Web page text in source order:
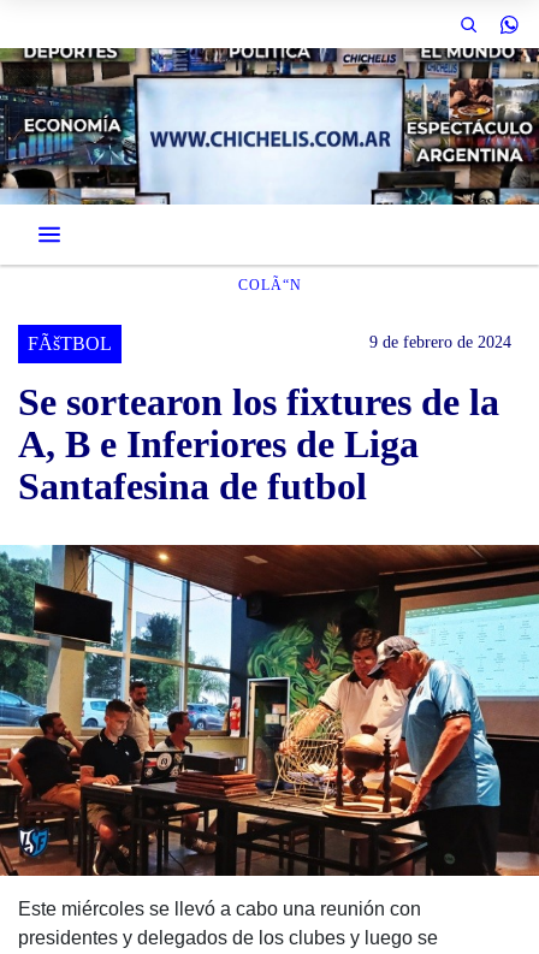
COLÃ“N
FÃšTBOL 9 de febrero de 2024
Se sortearon los fixtures de la
A, B e Inferiores de Liga
Santafesina de futbol
Este miércoles se llevó a cabo una reunión con
presidentes y delegados de los clubes y luego se